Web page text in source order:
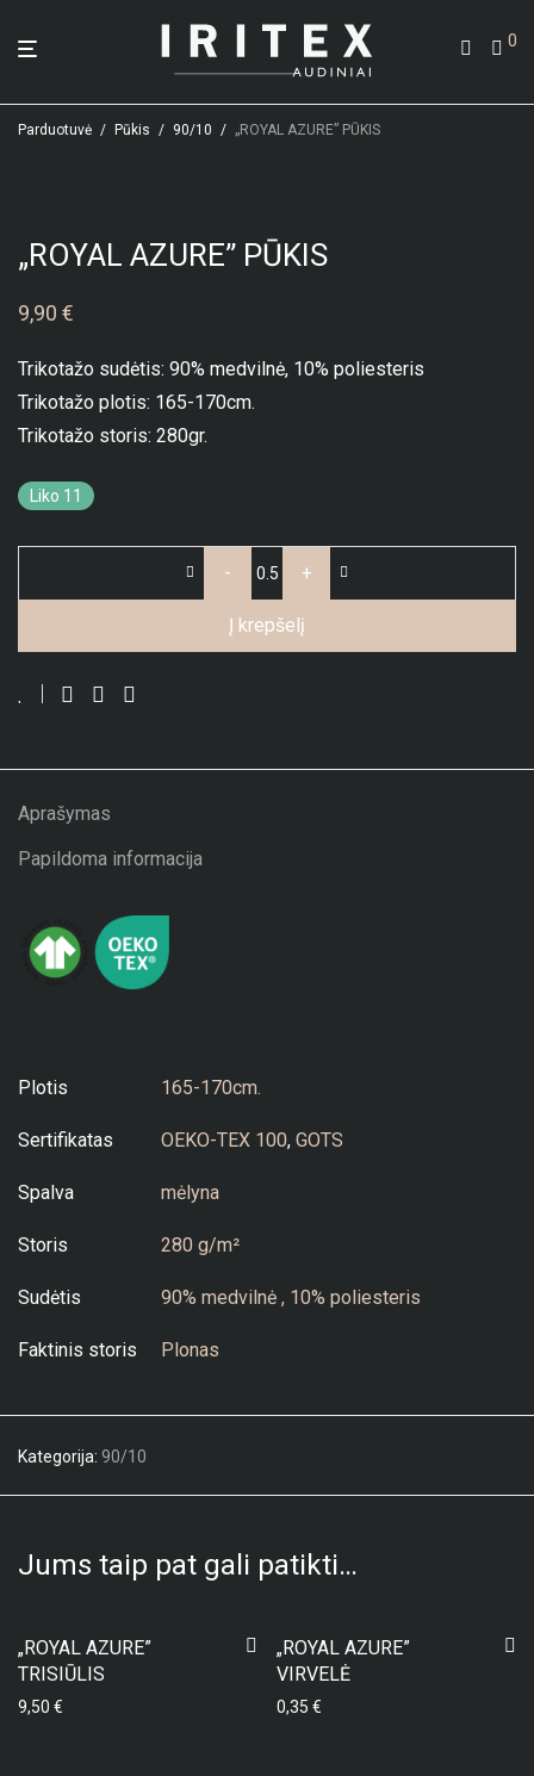
0
Parduotuvė / Pūkis / 90/10 / „ROYAL AZURE” PŪKIS
„ROYAL AZURE” PŪKIS
9,90 €
Trikotažo sudėtis: 90% medvilnė, 10% poliesteris
Trikotažo plotis: 165-170cm.
Trikotažo storis: 280gr.
Liko 11
- +
Į krepšelį
Aprašymas
Papildoma informacija
Plotis 165-170cm.
Sertifikatas OEKO-TEX 100, GOTS
Spalva mėlyna
Storis 280 g/m²
Sudėtis 90% medvilnė , 10% poliesteris
Faktinis storis Plonas
Kategorija: 90/10
Jums taip pat gali patikti…
„ROYAL AZURE”
TRISIŪLIS
9,50 €
„ROYAL AZURE”
VIRVELĖ
0,35 €